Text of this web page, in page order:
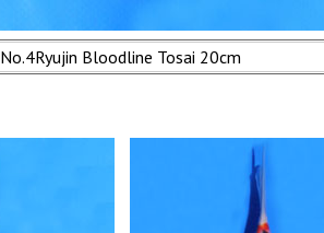
No.4Ryujin Bloodline Tosai 20cm